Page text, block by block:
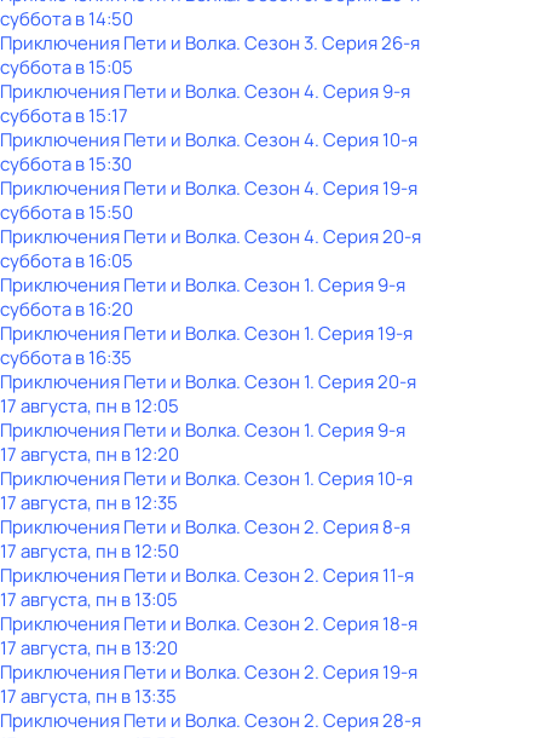
субботав14:50
Приключения Пети и Волка. Сезон 3. Серия 26-я
субботав15:05
Приключения Пети и Волка. Сезон 4. Серия 9-я
субботав15:17
Приключения Пети и Волка. Сезон 4. Серия 10-я
субботав15:30
Приключения Пети и Волка. Сезон 4. Серия 19-я
субботав15:50
Приключения Пети и Волка. Сезон 4. Серия 20-я
субботав16:05
Приключения Пети и Волка. Сезон 1. Серия 9-я
субботав16:20
Приключения Пети и Волка. Сезон 1. Серия 19-я
субботав16:35
Приключения Пети и Волка. Сезон 1. Серия 20-я
17 августа, пн в 12:05
Приключения Пети и Волка. Сезон 1. Серия 9-я
17 августа, пн в 12:20
Приключения Пети и Волка. Сезон 1. Серия 10-я
17 августа, пн в 12:35
Приключения Пети и Волка. Сезон 2. Серия 8-я
17 августа, пн в 12:50
Приключения Пети и Волка. Сезон 2. Серия 11-я
17 августа, пн в 13:05
Приключения Пети и Волка. Сезон 2. Серия 18-я
17 августа, пн в 13:20
Приключения Пети и Волка. Сезон 2. Серия 19-я
17 августа, пн в 13:35
Приключения Пети и Волка. Сезон 2. Серия 28-я